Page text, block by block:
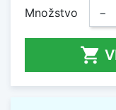
Množstvo −
